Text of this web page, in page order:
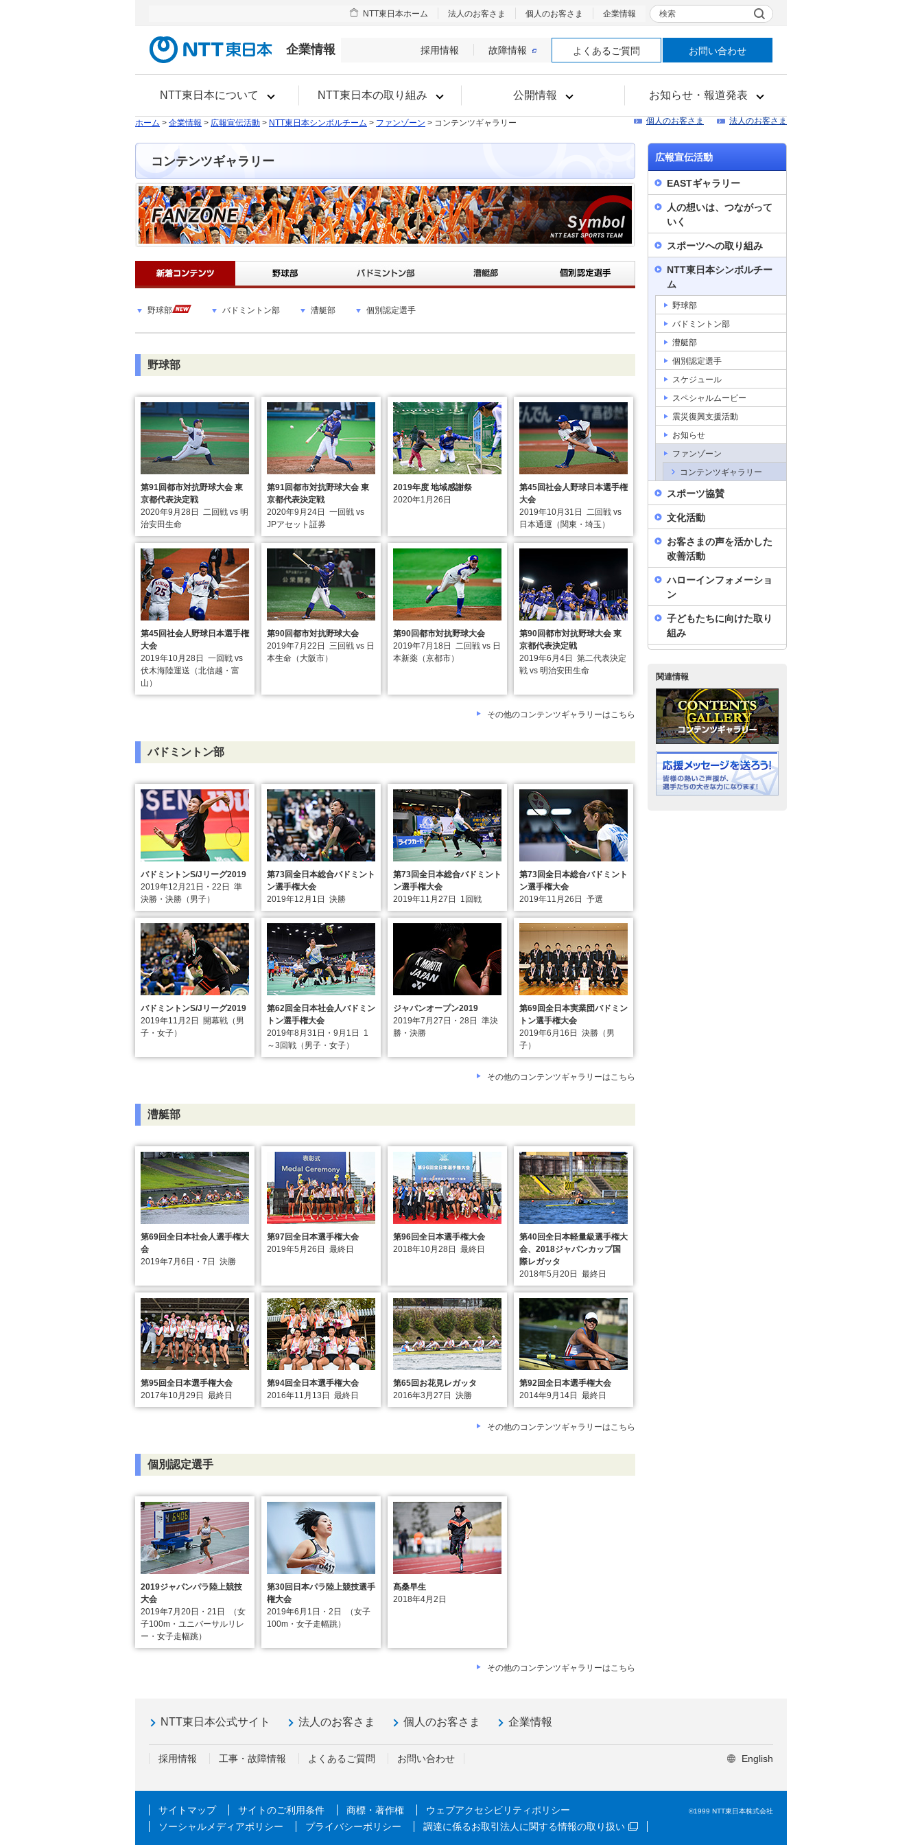
企業情報
NTT東日本について NTT東日本の取り組み 公開情報 お知らせ・報道発表
NTT東日本ホーム 法人のお客さま 個人のお客さま 企業情報 検索
採用情報 故障情報 よくあるご質問 お問い合わせ
ホーム > 企業情報 > 広報宣伝活動 > NTT東日本シンボルチーム > ファンゾーン > コンテンツギャラリー 個人のお客さま 法人のお客さま
コンテンツギャラリー
新着コンテンツ バドミントン部 漕艇部 個別認定選手
野球部 バドミントン部 漕艇部 個別認定選手
野球部
第91回都市対抗野球大会 東
京都代表決定戦
2020年9月28日
二回戦 vs 明
治安田生命
第91回都市対抗野球大会 東
京都代表決定戦
2020年9月24日
一回戦 vs
JPアセット証券
2019年度 地域感謝祭
2020年1月26日
第45回社会人野球日本選手権
大会
2019年10月31日
二回戦 vs
日本通運（関東・埼玉）
第45回社会人野球日本選手権
大会
2019年10月28日
一回戦 vs
伏木海陸運送（北信越・富
山）
第90回都市対抗野球大会
2019年7月22日
三回戦 vs 日
本生命（大阪市）
第90回都市対抗野球大会
2019年7月18日
二回戦 vs 日
本新薬（京都市）
第90回都市対抗野球大会 東
京都代表決定戦
2019年6月4日
第二代表決定
戦 vs 明治安田生命
その他のコンテンツギャラリーはこちら
バドミントン部
バドミントンS/Jリーグ2019
2019年12月21日・22日
準
決勝・決勝（男子）
第73回全日本総合バドミント
ン選手権大会
2019年12月1日
決勝
第73回全日本総合バドミント
ン選手権大会
2019年11月27日
1回戦
第73回全日本総合バドミント
ン選手権大会
2019年11月26日
予選
バドミントンS/Jリーグ2019
2019年11月2日
開幕戦（男
子・女子）
第62回全日本社会人バドミン
トン選手権大会
2019年8月31日・9月1日
1
～3回戦（男子・女子）
ジャパンオープン2019
2019年7月27日・28日
準決
勝・決勝
第69回全日本実業団バドミン
トン選手権大会
2019年6月16日
決勝（男
子）
その他のコンテンツギャラリーはこちら
漕艇部
第69回全日本社会人選手権大
会
2019年7月6日・7日
決勝
第97回全日本選手権大会
2019年5月26日
最終日
第96回全日本選手権大会
2018年10月28日
最終日
第40回全日本軽量級選手権大
会、2018ジャパンカップ国
際レガッタ
2018年5月20日
最終日
第95回全日本選手権大会
2017年10月29日
最終日
第94回全日本選手権大会
2016年11月13日
最終日
第65回お花見レガッタ
2016年3月27日
決勝
第92回全日本選手権大会
2014年9月14日
最終日
その他のコンテンツギャラリーはこちら
個別認定選手
2019ジャパンパラ陸上競技
大会
2019年7月20日・21日
（女
子100m・ユニバーサルリレ
ー・女子走幅跳）
第30回日本パラ陸上競技選手
権大会
2019年6月1日・2日
（女子
100m・女子走幅跳）
髙桑早生
2018年4月2日
その他のコンテンツギャラリーはこちら
広報宣伝活動
EASTギャラリー
人の想いは、つながって
いく
スポーツへの取り組み
NTT東日本シンボルチー
ム
野球部
バドミントン部
漕艇部
個別認定選手
スケジュール
スペシャルムービー
震災復興支援活動
お知らせ
ファンゾーン
コンテンツギャラリー
スポーツ協賛
文化活動
お客さまの声を活かした
改善活動
ハローインフォメーショ
ン
子どもたちに向けた取り
組み
関連情報
NTT東日本公式サイト 法人のお客さま 個人のお客さま 企業情報
採用情報 工事・故障情報 よくあるご質問 お問い合わせ English
サイトマップ サイトのご利用条件 商標・著作権
ウェブアクセシビリティポリシー
ソーシャルメディアポリシー
プライバシーポリシー 調達に係るお取引法人に関する情報の取り扱い
©1999 NTT東日本株式会社